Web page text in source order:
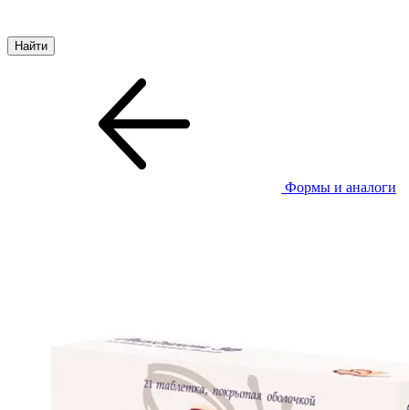
Формы и аналоги